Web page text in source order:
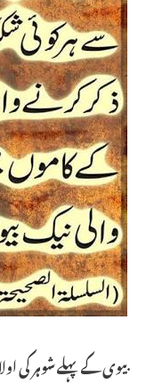
بیوی کے پہلے شوہر کی